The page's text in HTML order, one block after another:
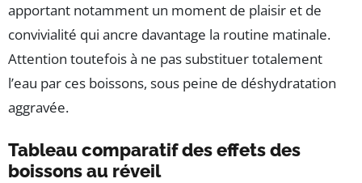
apportant notamment un moment de plaisir et de
convivialité qui ancre davantage la routine matinale.
Attention toutefois à ne pas substituer totalement
l’eau par ces boissons, sous peine de déshydratation
aggravée.
Tableau comparatif des effets des
boissons au réveil